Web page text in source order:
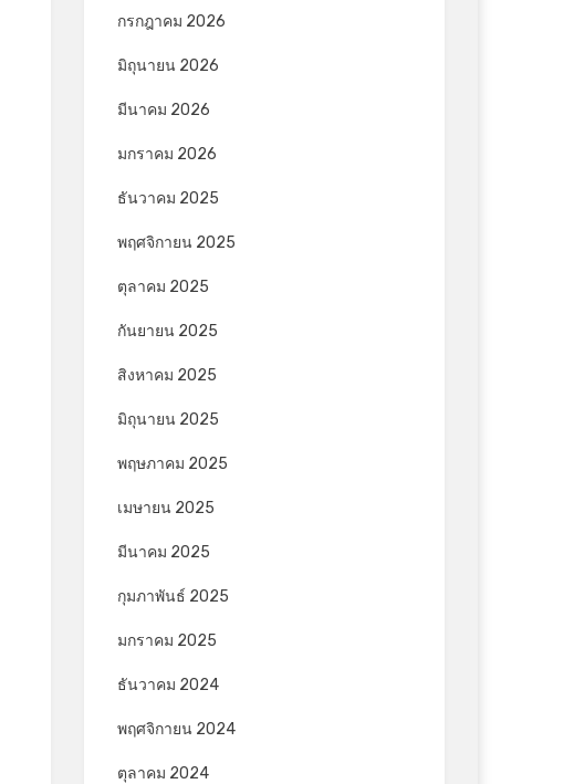
กรกฎาคม 2026
มิถุนายน 2026
มีนาคม 2026
มกราคม 2026
ธันวาคม 2025
พฤศจิกายน 2025
ตุลาคม 2025
กันยายน 2025
สิงหาคม 2025
มิถุนายน 2025
พฤษภาคม 2025
เมษายน 2025
มีนาคม 2025
กุมภาพันธ์ 2025
มกราคม 2025
ธันวาคม 2024
พฤศจิกายน 2024
ตุลาคม 2024